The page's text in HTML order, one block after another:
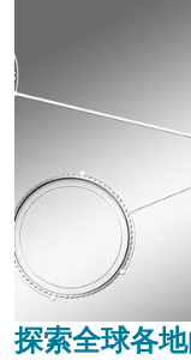
時，提
健康。成
探索全球各